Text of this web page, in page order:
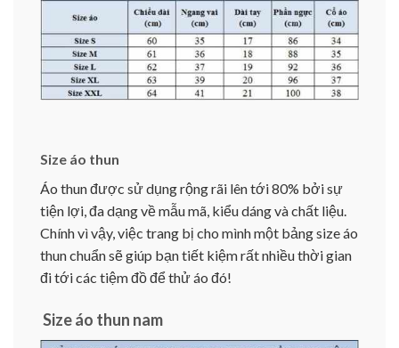
Size áo thun
Áo thun được sử dụng rộng rãi lên tới 80% bởi sự
tiện lợi, đa dạng về mẫu mã, kiểu dáng và chất liệu.
Chính vì vậy, việc trang bị cho mình một bảng size áo
thun chuẩn sẽ giúp bạn tiết kiệm rất nhiều thời gian
đi tới các tiệm đồ để thử áo đó!
Size áo thun nam